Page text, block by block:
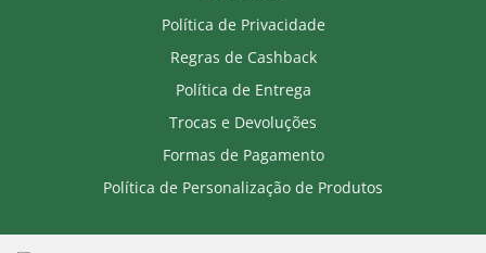
Política de Privacidade
Regras de Cashback
Política de Entrega
Trocas e Devoluções
Formas de Pagamento
Política de Personalização de Produtos